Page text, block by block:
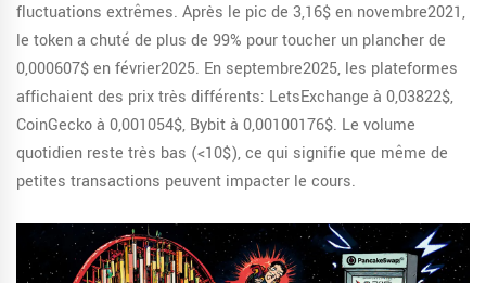
fluctuations extrêmes. Après le pic de 3,16$ en novembre2021,
le token a chuté de plus de 99% pour toucher un plancher de
0,000607$ en février2025. En septembre2025, les plateformes
affichaient des prix très différents: LetsExchange à 0,03822$,
CoinGecko à 0,001054$, Bybit à 0,00100176$. Le volume
quotidien reste très bas (<10$), ce qui signifie que même de
petites transactions peuvent impacter le cours.